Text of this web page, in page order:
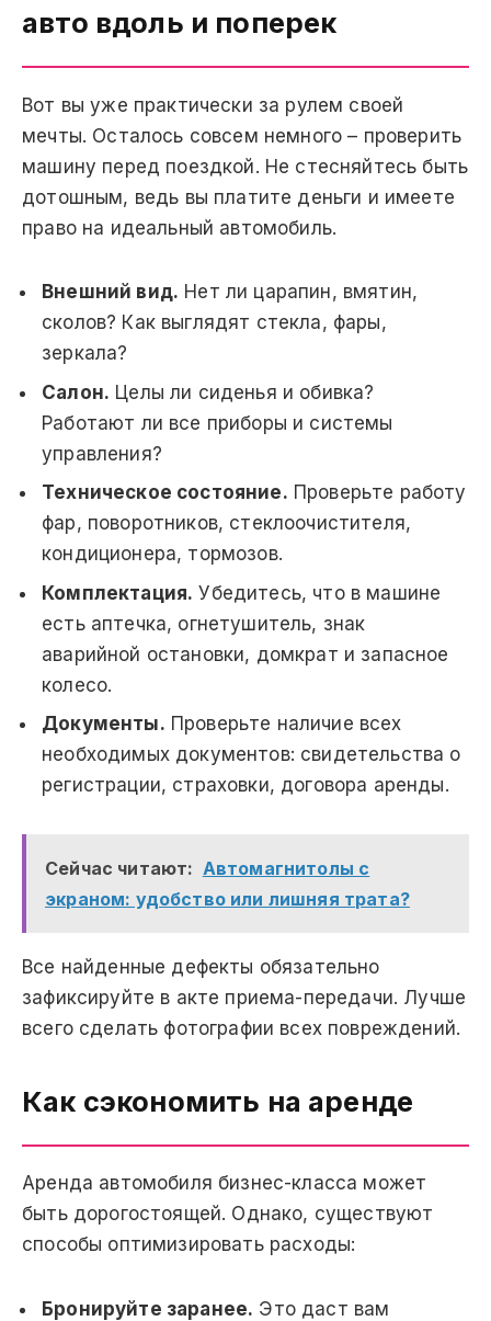
авто вдоль и поперек
Вот вы уже практически за рулем своей
мечты. Осталось совсем немного – проверить
машину перед поездкой. Не стесняйтесь быть
дотошным, ведь вы платите деньги и имеете
право на идеальный автомобиль.
Внешний вид. Нет ли царапин, вмятин,
сколов? Как выглядят стекла, фары,
зеркала?
Салон. Целы ли сиденья и обивка?
Работают ли все приборы и системы
управления?
Техническое состояние. Проверьте работу
фар, поворотников, стеклоочистителя,
кондиционера, тормозов.
Комплектация. Убедитесь, что в машине
есть аптечка, огнетушитель, знак
аварийной остановки, домкрат и запасное
колесо.
Документы. Проверьте наличие всех
необходимых документов: свидетельства о
регистрации, страховки, договора аренды.
Сейчас читают: Автомагнитолы с
экраном: удобство или лишняя трата?
Все найденные дефекты обязательно
зафиксируйте в акте приема-передачи. Лучше
всего сделать фотографии всех повреждений.
Как сэкономить на аренде
Аренда автомобиля бизнес-класса может
быть дорогостоящей. Однако, существуют
способы оптимизировать расходы:
Бронируйте заранее. Это даст вам